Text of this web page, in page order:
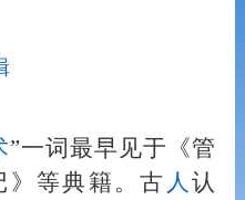
”一词最早见于《管
》等典籍。古 人认